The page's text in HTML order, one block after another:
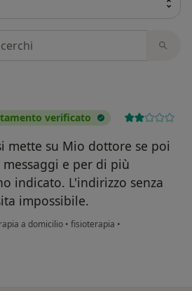
verificato
mette su Mio dottore se poi
e per di più
indicato. L'indirizzo senza
impossibile.
a domicilio • fisioterapia •
Roberto